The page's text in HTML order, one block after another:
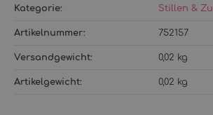
Kategorie: Stillen &
Artikelnummer: 752157
Versandgewicht‍: 0,02 kg
Artikelgewicht‍: 0,02 kg